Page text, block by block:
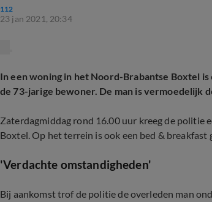
112
23 jan 2021, 20:34
In een woning in het Noord-Brabantse Boxtel
de 73-jarige bewoner. De man is vermoedelijk
Zaterdagmiddag rond 16.00 uur kreeg de politie
Boxtel. Op het terrein is ook een bed & breakfast
'Verdachte omstandigheden'
Bij aankomst trof de politie de overleden man